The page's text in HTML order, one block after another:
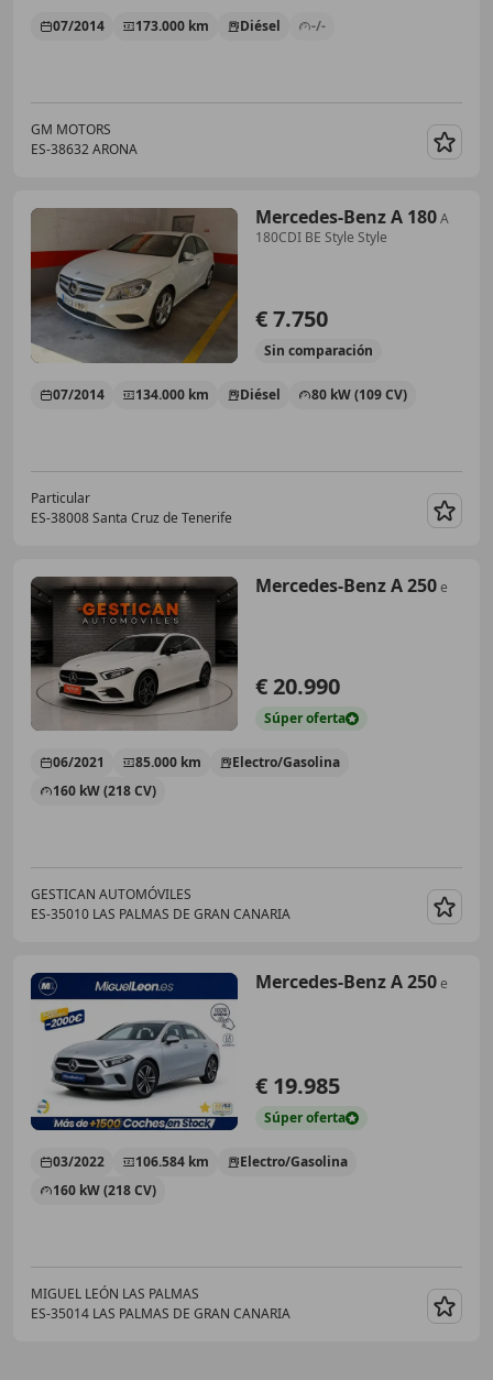
07/2014 173.000 km Diésel -/-
GM MOTORS
ES-38632 ARONA
Mercedes-Benz A 180A
180CDI BE Style Style
€ 7.750
Sin comparación
07/2014 134.000 km Diésel 80 kW (109 CV)
Particular
ES-38008 Santa Cruz de Tenerife
Mercedes-Benz A 250e
€ 20.990
Súperoferta
06/2021 85.000 km
Electro/Gasolina
160 kW (218 CV)
GESTICAN AUTOMÓVILES
ES-35010 LAS PALMAS DE GRAN CANARIA
Mercedes-Benz A 250e
€ 19.985
Súperoferta
03/2022 106.584 km
Electro/Gasolina
160 kW (218 CV)
MIGUEL LEÓN LAS PALMAS
ES-35014 LAS PALMAS DE GRAN CANARIA